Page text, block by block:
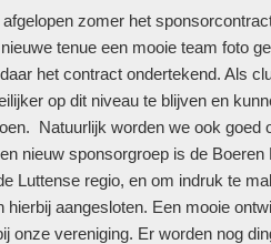
zomer het
tenue een mooie team foto
het contract ondertekend. Als
op dit niveau te blijven en
Natuurlijk worden we ook goed
nieuw sponsorgroep is de
Luttense regio, en om indruk te
hierbij aangesloten. Een mooie
onze vereniging. Er worden nog